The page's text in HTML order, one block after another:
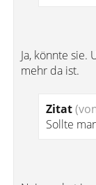
Ja, könnte sie.
mehr da ist.
Zitat
Sollte